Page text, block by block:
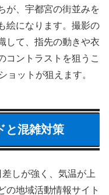
が、宇都宮の街並みを
絵になります。撮影の
して、指先の動きや衣
コントラストを狙うこ
ョットが狙えます。
と混雑対策
しが強く、気温が上
の地域活動情報サイト